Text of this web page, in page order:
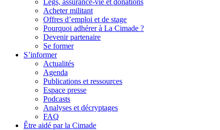
Legs, assurance-vie et donations
Acheter militant
Offres d’emploi et de stage
Pourquoi adhérer à La Cimade ?
Devenir partenaire
Se former
S’informer
Actualités
Agenda
Publications et ressources
Espace presse
Podcasts
Analyses et décryptages
FAQ
Être aidé par la Cimade